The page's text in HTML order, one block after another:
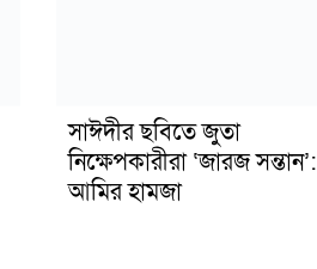
সাঈদীর ছবিতে জুতা
নিক্ষেপকারীরা ‘জারজ সন্তান’:
আমির হামজা